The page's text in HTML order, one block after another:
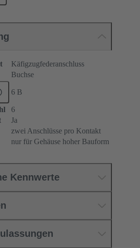
Käfigzugfederanschluss
Buchse
6 B
6
Ja
zwei Anschlüsse pro Kontakt
nur für Gehäuse hoher Bauform
Kennwerte